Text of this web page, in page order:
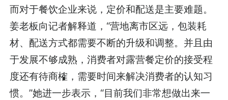
而对于餐饮企业来说，定价和配送是主要难题。
姜老板向记者解释道，“营地离市区远，包装耗
材、配送方式都需要不断的升级和调整。并且由
于发展不够成熟，消费者对露营餐定价的接受程
度还有待商榷，需要时间来解决消费者的认知习
惯。”她进一步表示，“目前我们非常想做出来一